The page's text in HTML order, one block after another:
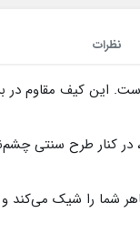
نظرات
است. این کیف مقاوم
کنار طرح سنتی
شما را شیک می‌کند